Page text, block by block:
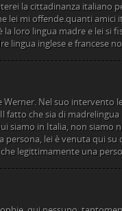
la cittadinanza italiano
lei mi offende.quanti amici
loro lingua madre e lei si
lingua inglese e francese
Werner. Nel suo intervento
fatto che sia di
siamo in Italia, non siamo
persona, lei è venuta qui
legittimamente una